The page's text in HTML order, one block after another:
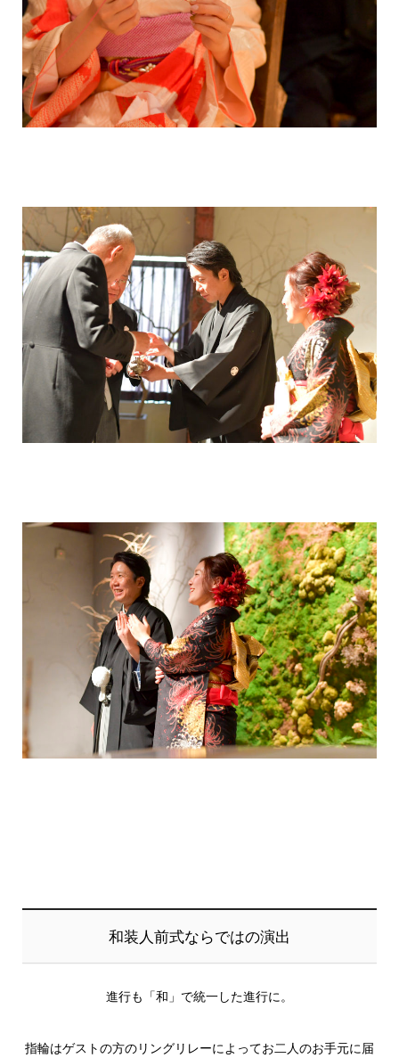
和装人前式ならではの演出
進行も「和」で統一した進行に。
指輪はゲストの方のリングリレーによってお二人のお手元に届